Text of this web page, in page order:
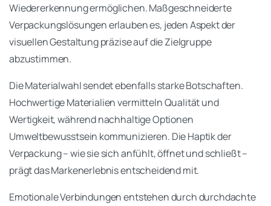
Wiedererkennung ermöglichen. Maßgeschneiderte
Verpackungslösungen erlauben es, jeden Aspekt der
visuellen Gestaltung präzise auf die Zielgruppe
abzustimmen.
Die Materialwahl sendet ebenfalls starke Botschaften.
Hochwertige Materialien vermitteln Qualität und
Wertigkeit, während nachhaltige Optionen
Umweltbewusstsein kommunizieren. Die Haptik der
Verpackung – wie sie sich anfühlt, öffnet und schließt –
prägt das Markenerlebnis entscheidend mit.
Emotionale Verbindungen entstehen durch durchdachte